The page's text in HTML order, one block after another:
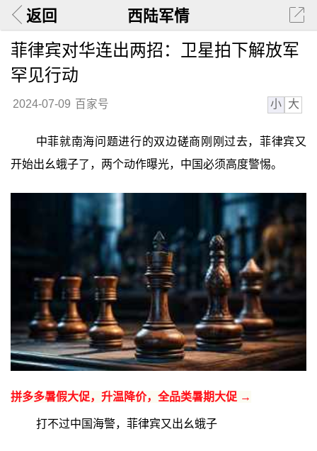
返回 西陆军情
菲律宾对华连出两招：卫星拍下解放军
罕见行动
2024-07-09 百家号 小 大
中菲就南海问题进行的双边磋商刚刚过去，菲律宾又
开始出幺蛾子了，两个动作曝光，中国必须高度警惕。
拼多多暑假大促，升温降价，全品类暑期大促 →
打不过中国海警，菲律宾又出幺蛾子